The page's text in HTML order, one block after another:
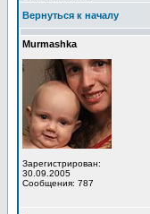
Вернуться к началу
Murmashka
Зарегистрирован:
30.09.2005
Сообщения: 787